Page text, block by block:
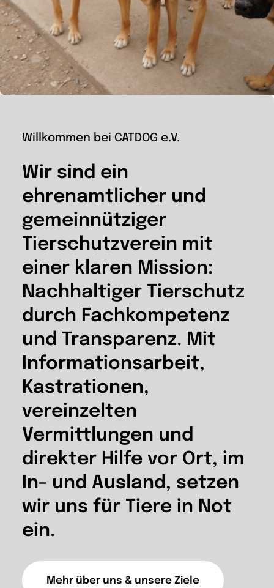
Wir
Warenkorb
Willkommen bei CATDOG e.V.
Wir sind ein
ehrenamtlicher und
gemeinnütziger
Tierschutzverein mit
einer klaren Mission:
Nachhaltiger Tierschutz
durch Fachkompetenz
und Transparenz. Mit
Informationsarbeit,
Kastrationen,
vereinzelten
Vermittlungen und
direkter Hilfe vor Ort, im
In- und Ausland, setzen
wir uns für Tiere in Not
ein.
Mehr über uns & unsere Ziele